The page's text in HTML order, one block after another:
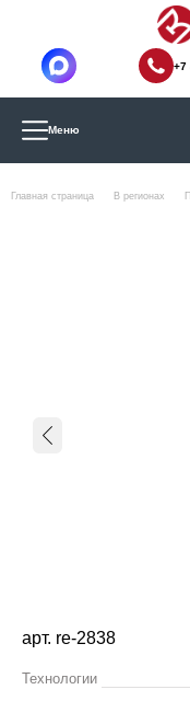
+7
Меню
Главная страница В регионах
арт. re-2838
Технологии